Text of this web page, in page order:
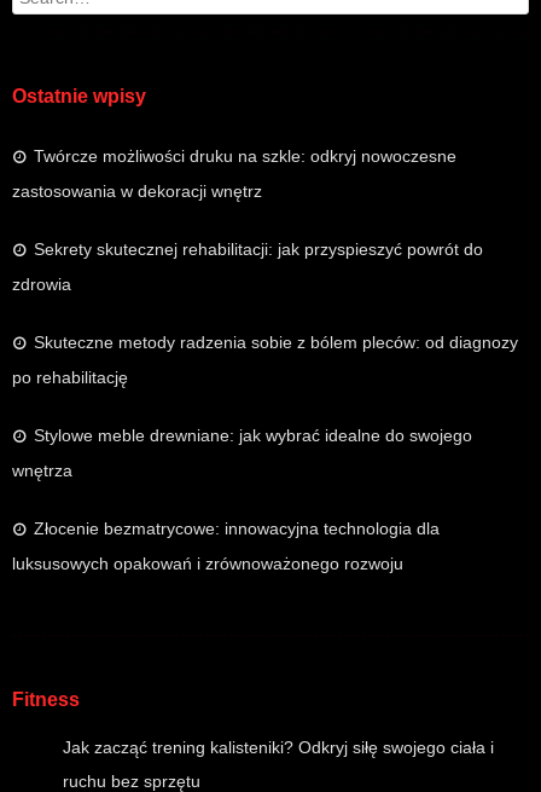
Ostatnie wpisy
Twórcze możliwości druku na szkle: odkryj nowoczesne
zastosowania w dekoracji wnętrz
Sekrety skutecznej rehabilitacji: jak przyspieszyć powrót do
zdrowia
Skuteczne metody radzenia sobie z bólem pleców: od diagnozy
po rehabilitację
Stylowe meble drewniane: jak wybrać idealne do swojego
wnętrza
Złocenie bezmatrycowe: innowacyjna technologia dla
luksusowych opakowań i zrównoważonego rozwoju
Fitness
Jak zacząć trening kalisteniki? Odkryj siłę swojego ciała i
ruchu bez sprzętu